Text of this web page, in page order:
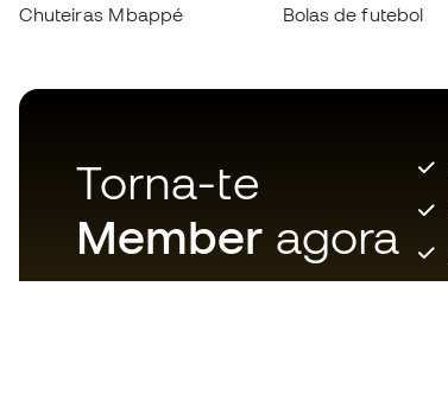
Chuteiras Mbappé
Bolas de futebol
Torna-te
Member agora